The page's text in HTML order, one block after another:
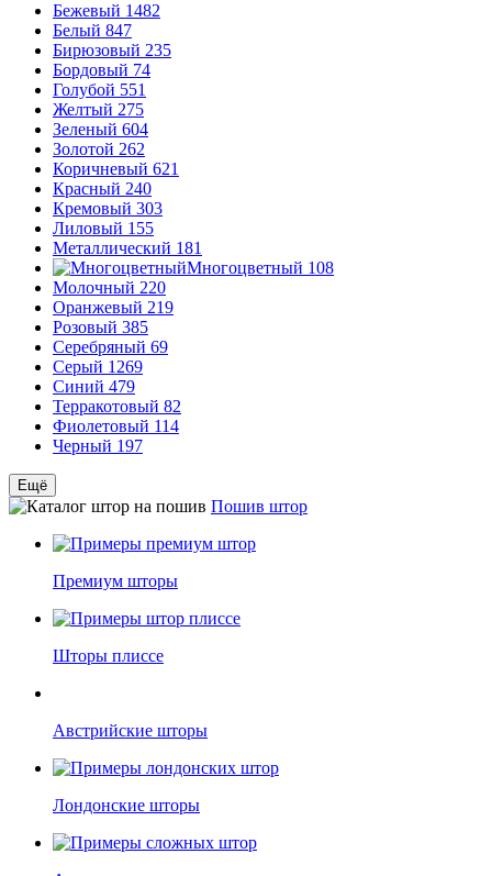
Бежевый 1482
Белый 847
Бирюзовый 235
Бордовый 74
Голубой 551
Желтый 275
Зеленый 604
Золотой 262
Коричневый 621
Красный 240
Кремовый 303
Лиловый 155
Металлический 181
Многоцветный 108
Молочный 220
Оранжевый 219
Розовый 385
Серебряный 69
Серый 1269
Синий 479
Терракотовый 82
Фиолетовый 114
Черный 197
Ещё
Пошив штор
Премиум шторы
Шторы плиссе
Австрийские шторы
Лондонские шторы